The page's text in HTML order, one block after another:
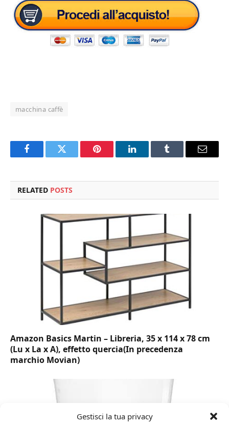
Gestisci la tua privacy
macchina caffè
FacebookTwitter Pinterest LinkedInTumblr Email
RELATED POSTS
Amazon Basics Martin – Libreria, 35 x 114 x 78 cm
(Lu x La x A), effetto quercia(In precedenza
marchio Movian)